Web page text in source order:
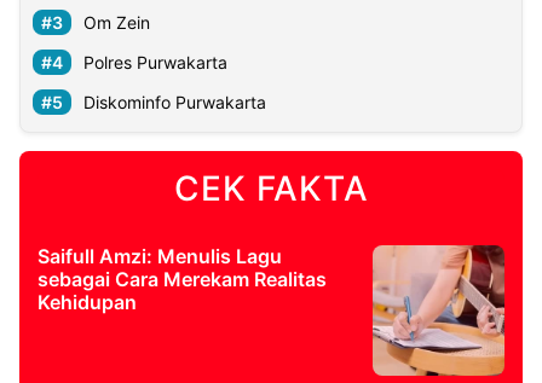
Om Zein
Polres Purwakarta
Diskominfo Purwakarta
CEK FAKTA
Saifull Amzi: Menulis Lagu
sebagai Cara Merekam Realitas
Kehidupan